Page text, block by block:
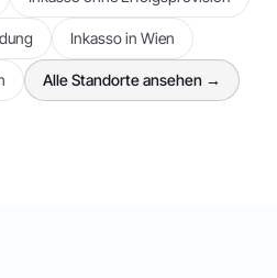
Inkasso in Wien
Alle Standorte ansehen →